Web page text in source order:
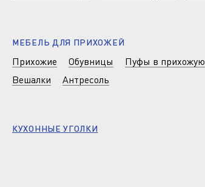
МЕБЕЛЬ ДЛЯ ПРИХОЖЕЙ
Прихожие Обувницы Пуфы в прихожую
Вешалки
Антресоль
КУХОННЫЕ УГОЛКИ